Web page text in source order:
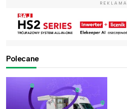
REKLAMA
Polecane